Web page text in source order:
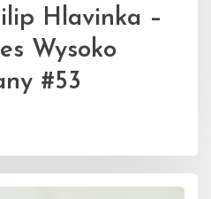
Hlavinka –
Wysoko
#53